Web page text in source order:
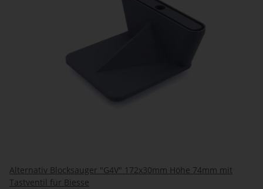
Alternativ Blocksauger "G4V" 172x30mm Höhe 74mm mit
Tastventil für Biesse